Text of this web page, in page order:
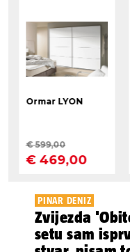
PINAR DENIZ
Zvijezda
setu sam